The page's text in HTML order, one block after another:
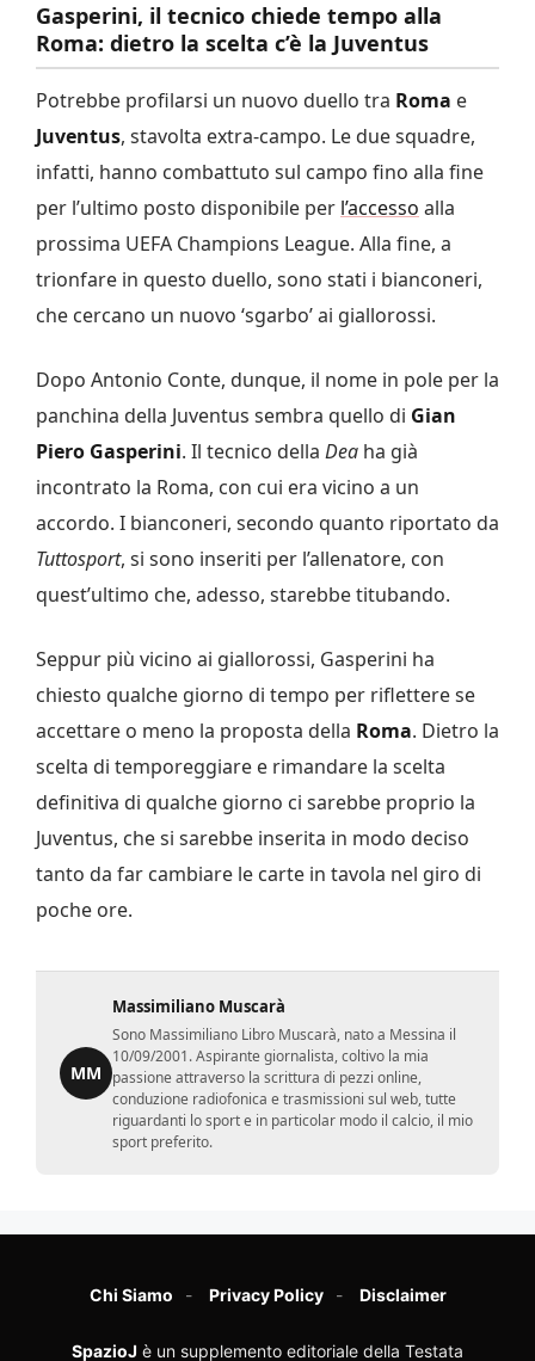
Gasperini, il tecnico chiede tempo alla
Roma: dietro la scelta c’è la Juventus
Potrebbe profilarsi un nuovo duello tra Roma e
Juventus, stavolta extra-campo. Le due squadre,
infatti, hanno combattuto sul campo fino alla fine
per l’ultimo posto disponibile per l’accesso alla
prossima UEFA Champions League. Alla fine, a
trionfare in questo duello, sono stati i bianconeri,
che cercano un nuovo ‘sgarbo’ ai giallorossi.
Dopo Antonio Conte, dunque, il nome in pole per la
panchina della Juventus sembra quello di Gian
Piero Gasperini. Il tecnico della Dea ha già
incontrato la Roma, con cui era vicino a un
accordo. I bianconeri, secondo quanto riportato da
Tuttosport, si sono inseriti per l’allenatore, con
quest’ultimo che, adesso, starebbe titubando.
Seppur più vicino ai giallorossi, Gasperini ha
chiesto qualche giorno di tempo per riflettere se
accettare o meno la proposta della Roma. Dietro la
scelta di temporeggiare e rimandare la scelta
definitiva di qualche giorno ci sarebbe proprio la
Juventus, che si sarebbe inserita in modo deciso
tanto da far cambiare le carte in tavola nel giro di
poche ore.
MM
Massimiliano Muscarà
Sono Massimiliano Libro Muscarà, nato a Messina il
10/09/2001. Aspirante giornalista, coltivo la mia
passione attraverso la scrittura di pezzi online,
conduzione radiofonica e trasmissioni sul web, tutte
riguardanti lo sport e in particolar modo il calcio, il mio
sport preferito.
Chi Siamo Privacy Policy Disclaimer
SpazioJ è un supplemento editoriale della Testata